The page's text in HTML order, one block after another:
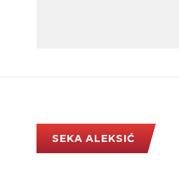
SEKA ALEKSIĆ